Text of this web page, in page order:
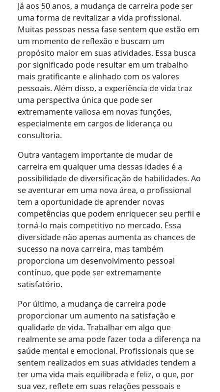
Já aos 50 anos, a mudança de carreira pode ser
uma forma de revitalizar a vida profissional.
Muitas pessoas nessa fase sentem que estão em
um momento de reflexão e buscam um
propósito maior em suas atividades. Essa busca
por significado pode resultar em um trabalho
mais gratificante e alinhado com os valores
pessoais. Além disso, a experiência de vida traz
uma perspectiva única que pode ser
extremamente valiosa em novas funções,
especialmente em cargos de liderança ou
consultoria.
Outra vantagem importante de mudar de
carreira em qualquer uma dessas idades é a
possibilidade de diversificação de habilidades. Ao
se aventurar em uma nova área, o profissional
tem a oportunidade de aprender novas
competências que podem enriquecer seu perfil e
torná-lo mais competitivo no mercado. Essa
diversidade não apenas aumenta as chances de
sucesso na nova carreira, mas também
proporciona um desenvolvimento pessoal
contínuo, que pode ser extremamente
satisfatório.
Por último, a mudança de carreira pode
proporcionar um aumento na satisfação e
qualidade de vida. Trabalhar em algo que
realmente se ama pode fazer toda a diferença na
saúde mental e emocional. Profissionais que se
sentem realizados em suas atividades tendem a
ter uma vida mais equilibrada e feliz, o que, por
sua vez, reflete em suas relações pessoais e